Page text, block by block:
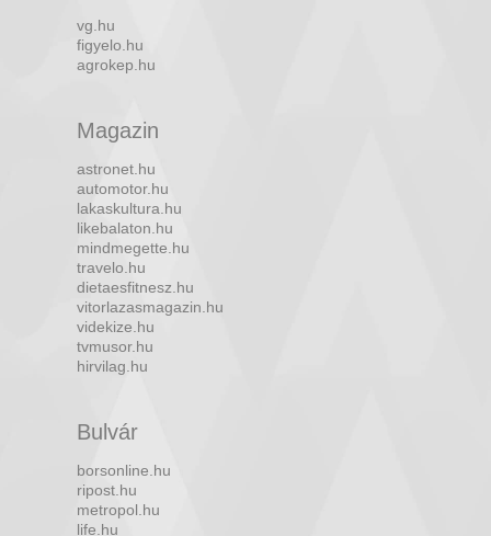
vg.hu
figyelo.hu
agrokep.hu
Magazin
astronet.hu
automotor.hu
lakaskultura.hu
likebalaton.hu
mindmegette.hu
travelo.hu
dietaesfitnesz.hu
vitorlazasmagazin.hu
videkize.hu
tvmusor.hu
hirvilag.hu
Bulvár
borsonline.hu
ripost.hu
metropol.hu
life.hu